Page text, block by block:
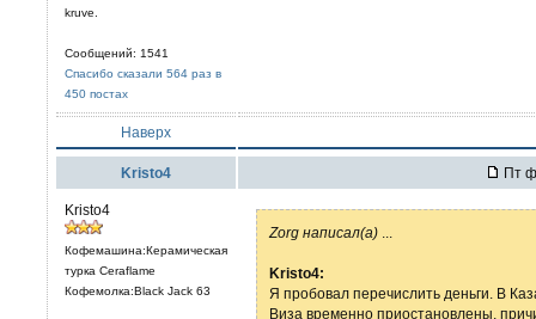
kruve.
Сообщений: 1541
Спасибо сказали 564 раз в
450 постах
Наверх
Kristo4 Пт
Kristo4
Кофемашина:Керамическая
турка Ceraflame
Кофемолка:Black Jack 63
Zorg написал(а)
Kristo4:
Я пробовал перечислить деньги. В
Виза временно приостановлены,